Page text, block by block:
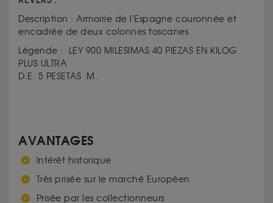
Description : Armoirie de l'Espagne couronnée et
encadrée de deux colonnes toscanes
Légende : LEY 900 MILESIMAS 40 PIEZAS EN KILOG.
PLUS ULTRA
D.E. 5 PESETAS .M.
AVANTAGES
Intérêt historique
Très prisée sur le marché Européen
Prisée par les collectionneurs